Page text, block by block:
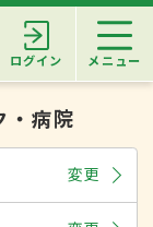
ログイン メニュー
・病院
変更